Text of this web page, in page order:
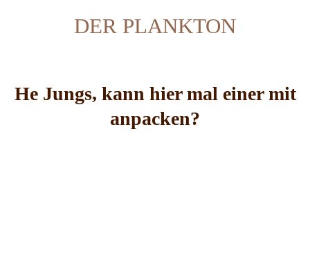
DER PLANKTON
He Jungs, kann hier mal einer mit
anpacken?